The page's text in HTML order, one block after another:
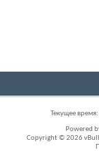
Текущее время:
Powered
Copyright © 2026